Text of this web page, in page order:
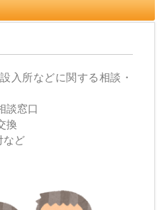
入所などに関する相談・
談窓口
換
など